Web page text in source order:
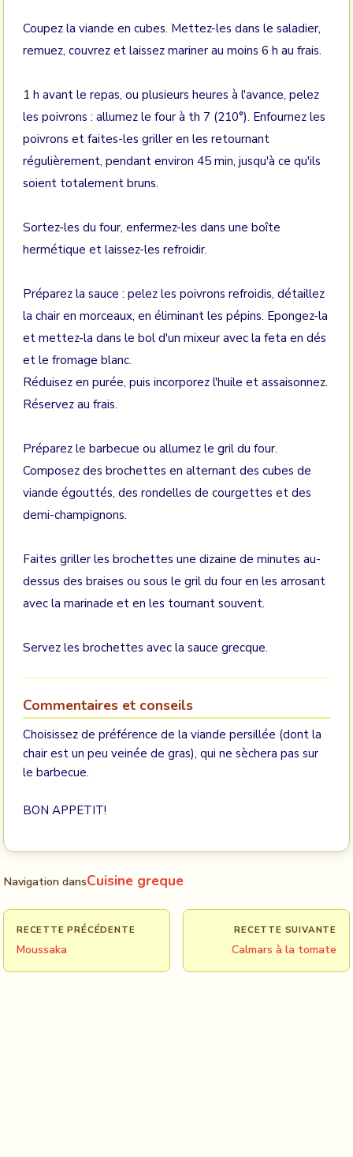
Coupez la viande en cubes. Mettez-les dans le saladier,
remuez, couvrez et laissez mariner au moins 6 h au frais.
1 h avant le repas, ou plusieurs heures à l'avance, pelez
les poivrons : allumez le four à th 7 (210°). Enfournez les
poivrons et faites-les griller en les retournant
régulièrement, pendant environ 45 min, jusqu'à ce qu'ils
soient totalement bruns.
Sortez-les du four, enfermez-les dans une boîte
hermétique et laissez-les refroidir.
Préparez la sauce : pelez les poivrons refroidis, détaillez
la chair en morceaux, en éliminant les pépins. Epongez-la
et mettez-la dans le bol d'un mixeur avec la feta en dés
et le fromage blanc.
Réduisez en purée, puis incorporez l'huile et assaisonnez.
Réservez au frais.
Préparez le barbecue ou allumez le gril du four.
Composez des brochettes en alternant des cubes de
viande égouttés, des rondelles de courgettes et des
demi-champignons.
Faites griller les brochettes une dizaine de minutes au-
dessus des braises ou sous le gril du four en les arrosant
avec la marinade et en les tournant souvent.
Servez les brochettes avec la sauce grecque.
Commentaires et conseils
Choisissez de préférence de la viande persillée (dont la
chair est un peu veinée de gras), qui ne sèchera pas sur
le barbecue.
BON APPETIT!
Navigation dansCuisine greque
RECETTE PRÉCÉDENTE
Moussaka
RECETTE SUIVANTE
Calmars à la tomate